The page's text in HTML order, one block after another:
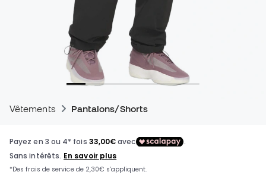
Vêtements Pantalons/Shorts